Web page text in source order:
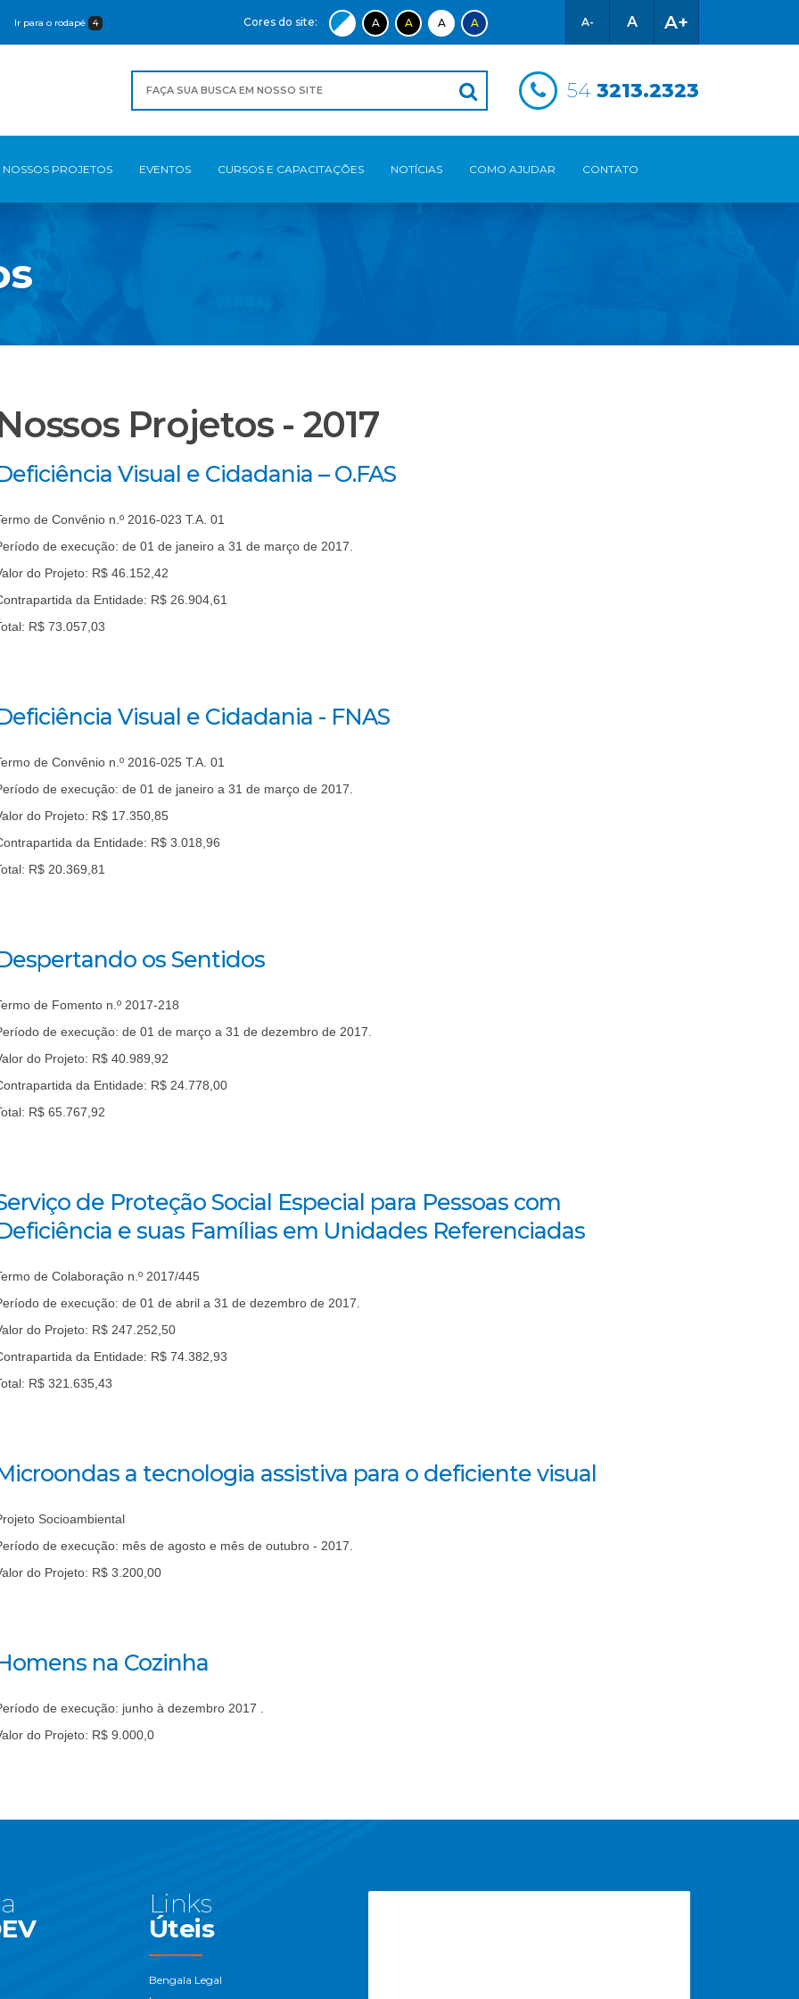
Ir para o rodapé 4 A- A A+
Cores do site: A A A A
54 3213.2323
NOSSOS PROJETOS EVENTOS CURSOS E CAPACITAÇÕES NOTÍCIAS COMO AJUDAR CONTATO
Projetos - 2017
Visual e Cidadania – O.FAS
de Convênio n.º 2016-023 T.A. 01
de execução: de 01 de janeiro a 31 de março de 2017.
do Projeto: R$ 46.152,42
da Entidade: R$ 26.904,61
R$ 73.057,03
Visual e Cidadania - FNAS
de Convênio n.º 2016-025 T.A. 01
de execução: de 01 de janeiro a 31 de março de 2017.
do Projeto: R$ 17.350,85
da Entidade: R$ 3.018,96
R$ 20.369,81
os Sentidos
de Fomento n.º 2017-218
de execução: de 01 de março a 31 de dezembro de 2017.
do Projeto: R$ 40.989,92
da Entidade: R$ 24.778,00
R$ 65.767,92
de Proteção Social Especial para Pessoas com
e suas Famílias em Unidades Referenciadas
de Colaboração n.º 2017/445
de execução: de 01 de abril a 31 de dezembro de 2017.
do Projeto: R$ 247.252,50
da Entidade: R$ 74.382,93
R$ 321.635,43
a tecnologia assistiva para o deficiente visual
Socioambiental
de execução: mês de agosto e mês de outubro - 2017.
do Projeto: R$ 3.200,00
na Cozinha
de execução: junho à dezembro 2017 .
do Projeto: R$ 9.000,0
Links
Úteis
Bengala Legal